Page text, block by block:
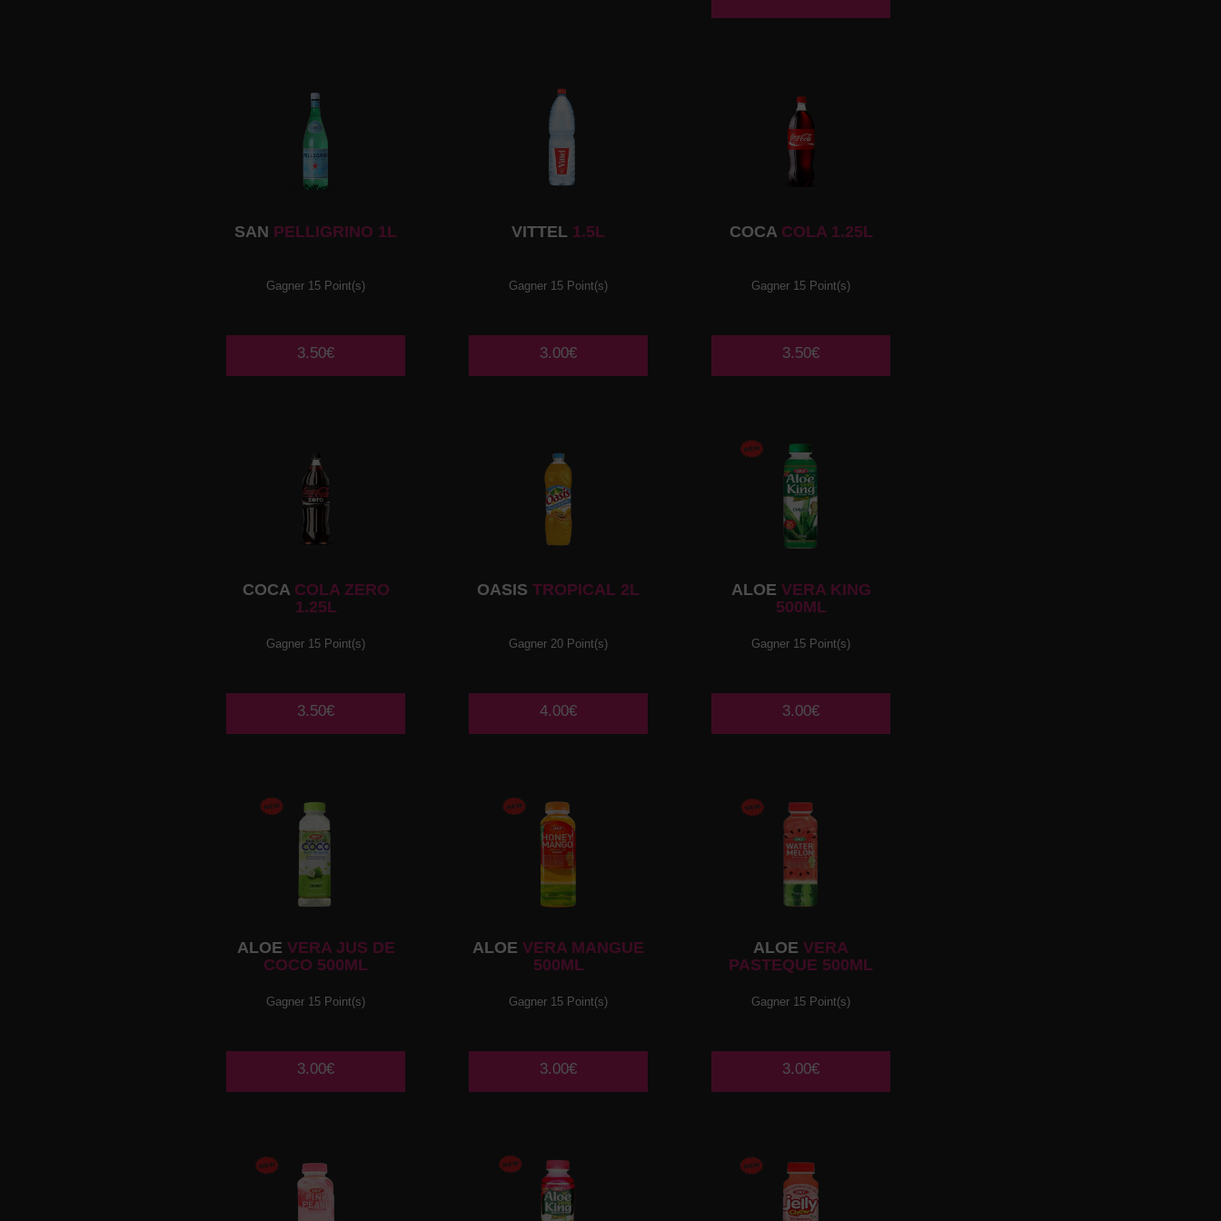
SAN PELLIGRINO 1L
Gagner 15 Point(s)
3.50€
VITTEL 1.5L
Gagner 15 Point(s)
3.00€
COCACOLA 1.25L
Gagner 15 Point(s)
3.50€
COCACOLA ZERO
1.25L
Gagner 15 Point(s)
3.50€
OASIS TROPICAL 2L
Gagner 20 Point(s)
4.00€
ALOE VERA KING
500ML
Gagner 15 Point(s)
3.00€
ALOE VERA JUS DE
COCO 500ML
Gagner 15 Point(s)
3.00€
ALOE VERA MANGUE
500ML
Gagner 15 Point(s)
3.00€
ALOE VERA
PASTEQUE 500ML
Gagner 15 Point(s)
3.00€